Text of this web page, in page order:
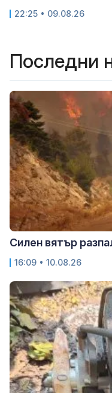
22:25 • 09.08.26
Последни
Силен вятър
16:09 • 10.08.26